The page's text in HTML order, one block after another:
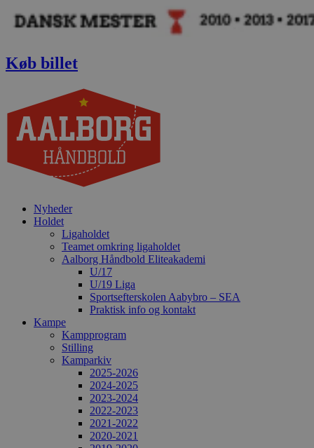
Køb billet
Nyheder
Holdet
Ligaholdet
Teamet omkring ligaholdet
Aalborg Håndbold Eliteakademi
U/17
U/19 Liga
Sportsefterskolen Aabybro – SEA
Praktisk info og kontakt
Kampe
Kampprogram
Stilling
Kamparkiv
2025-2026
2024-2025
2023-2024
2022-2023
2021-2022
2020-2021